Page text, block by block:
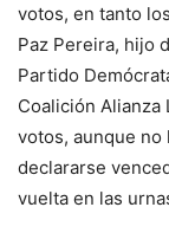
votos, en tanto
Paz Pereira, hijo
Partido
Coalición Alianza
votos, aunque
declararse
vuelta en las